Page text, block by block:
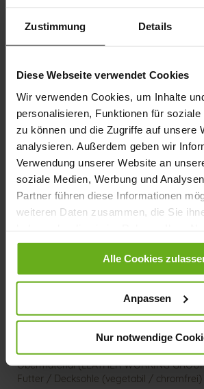
Zustimmung Details
Diese Webseite verwendet Cookies
Wir verwenden Cookies, um Inhalte
personalisieren, Funktionen für soziale
zu können und die Zugriffe auf unsere
analysieren. Außerdem geben wir
Verwendung unserer Website an
soziale Medien, Werbung und
Partner führen diese Informationen
weiteren Daten zusammen, die Sie
gesammelt haben.
Alle Cookies
Anpassen
Nur notwendige
GERDA setzt auch diesen Sommer ein
Äquivalent zu unserer KLARA in Weite G
aus weißem Glattleder erhält durch die
einen raffinierten Twist – eine coole Optik
Jeans und ausgestellten Hosen. Die
unterstützt den Fuß bei einem natürlichen
beinahe so als würden Sie barfuß laufen.
nachhaltig aufbereitetem Leder
widerstandsfähig und langlebig. Das
tauschen Sie im Handumdrehen durch
unterstützt Sie bei einem aktiven Lifestyle!
Mehr
dämpfende Energy-PU/TPU
Lederfutter
Made in Europe,
Obermaterial (LEATHER WORKING
Futter / Decksohle (vegetabil / chromfrei)